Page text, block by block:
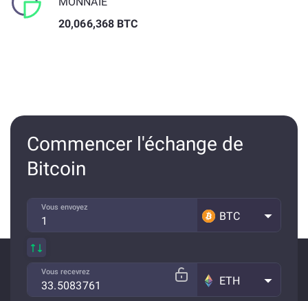
20,066,368 BTC
Commencer l'échange de
Bitcoin
Vous envoyez
BTC
Vous recevrez
ETH